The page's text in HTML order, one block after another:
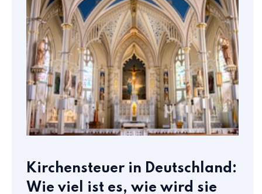
Abonnieren
Kirchensteuer in Deutschland:
Wie viel ist es, wie wird sie